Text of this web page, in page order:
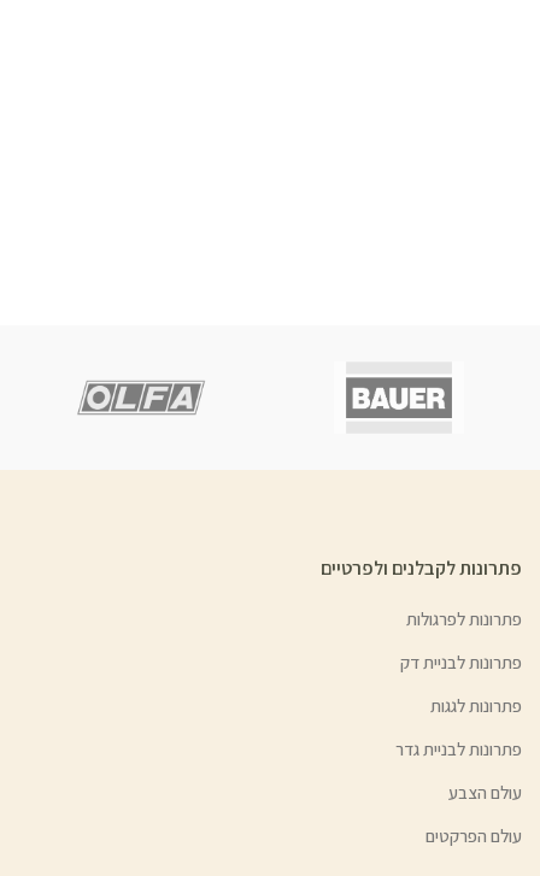
פתרונות לקבלנים ולפרטיים
פתרונות לפרגולות
פתרונות לבניית דק
פתרונות לגגות
פתרונות לבניית גדר
עולם הצבע
עולם הפרקטים